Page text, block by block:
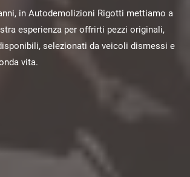
in Autodemolizioni Rigotti mettiamo a
esperienza per offrirti pezzi originali,
selezionati da veicoli dismessi e
vita.